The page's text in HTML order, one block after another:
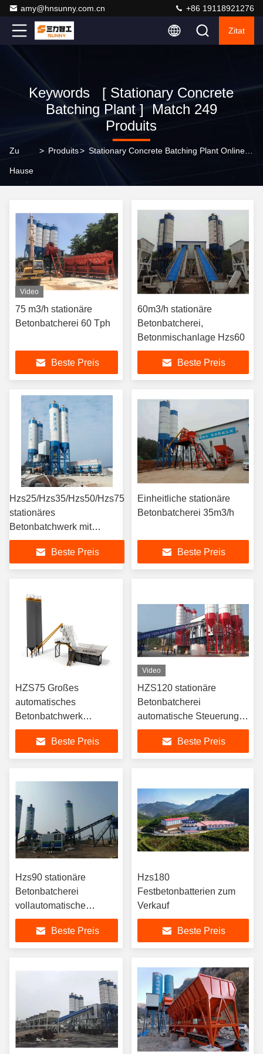
amy@hnsunny.com.cn +86 19118921276
Zitat
Keywords [ Stationary Concrete
Batching Plant ] Match 249
Produits
Zu
Hause
> Produits>
Video
75 m3/h stationäre
Betonbatcherei 60 Tph
Beste Preis
60m3/h stationäre
Betonbatcherei,
Betonmischanlage Hzs60
Beste Preis
Hzs25/Hzs35/Hzs50/Hzs75
stationäres
Betonbatchwerk mit
automatischem
Steuerungssystem
Beste Preis
Einheitliche stationäre
Betonbatcherei 35m3/h
Beste Preis
HZS75 Großes
automatisches
Betonbatchwerk
Trockene/nasse
Mischvorbereitung
stationäre
Beste Preis
Video
HZS120 stationäre
Betonbatcherei
automatische Steuerung
der PLC für Brücken
Beste Preis
Hzs90 stationäre
Betonbatcherei
vollautomatische
Befestigungsgurt
Beste Preis
Hzs180
Festbetonbatterien zum
Verkauf
Beste Preis